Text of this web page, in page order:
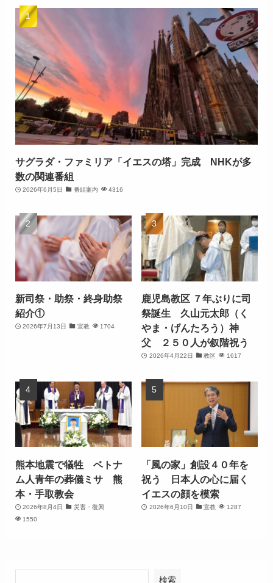
サグラダ・ファミリア「イエスの塔」完成 NHKが多
数の関連番組
2026年6月5日 番組案内 4316
新司祭・助祭・終身助祭
紹介①
2026年7月13日 宣教 1704
鹿児島教区 ７年ぶりに司
祭誕生 久山元太郎（く
やま・げんたろう）神
父 ２５０人が叙階祝う
2026年4月22日 教区 1617
熊本地震で犠牲 ベトナ
ム人青年の葬儀ミサ 熊
本・手取教会
2026年8月4日
災害・復興
1550
「風の家」創設４０年を
祝う 日本人の心に届く
イエスの顔を模索
2026年6月10日 宣教 1287
検索